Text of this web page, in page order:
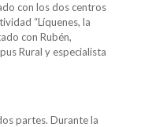
con los dos centros
“Líquenes, la
con Rubén,
Rural y especialista
partes. Durante la